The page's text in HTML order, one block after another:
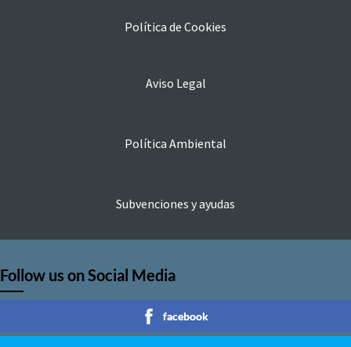
Política de Cookies
Aviso Legal
Política Ambiental
Subvenciones y ayudas
Follow us on Social Media
facebook